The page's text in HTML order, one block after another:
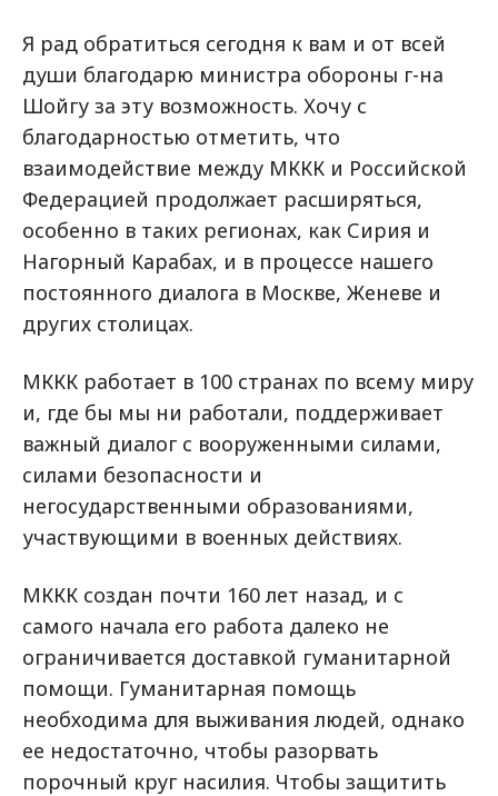
Я рад обратиться сегодня к вам и от всей
души благодарю министра обороны г-на
Шойгу за эту возможность. Хочу с
благодарностью отметить, что
взаимодействие между МККК и Российской
Федерацией продолжает расширяться,
особенно в таких регионах, как Сирия и
Нагорный Карабах, и в процессе нашего
постоянного диалога в Москве, Женеве и
других столицах.
МККК работает в 100 странах по всему миру
и, где бы мы ни работали, поддерживает
важный диалог с вооруженными силами,
силами безопасности и
негосударственными образованиями,
участвующими в военных действиях.
МККК создан почти 160 лет назад, и с
самого начала его работа далеко не
ограничивается доставкой гуманитарной
помощи. Гуманитарная помощь
необходима для выживания людей, однако
ее недостаточно, чтобы разорвать
порочный круг насилия. Чтобы защитить